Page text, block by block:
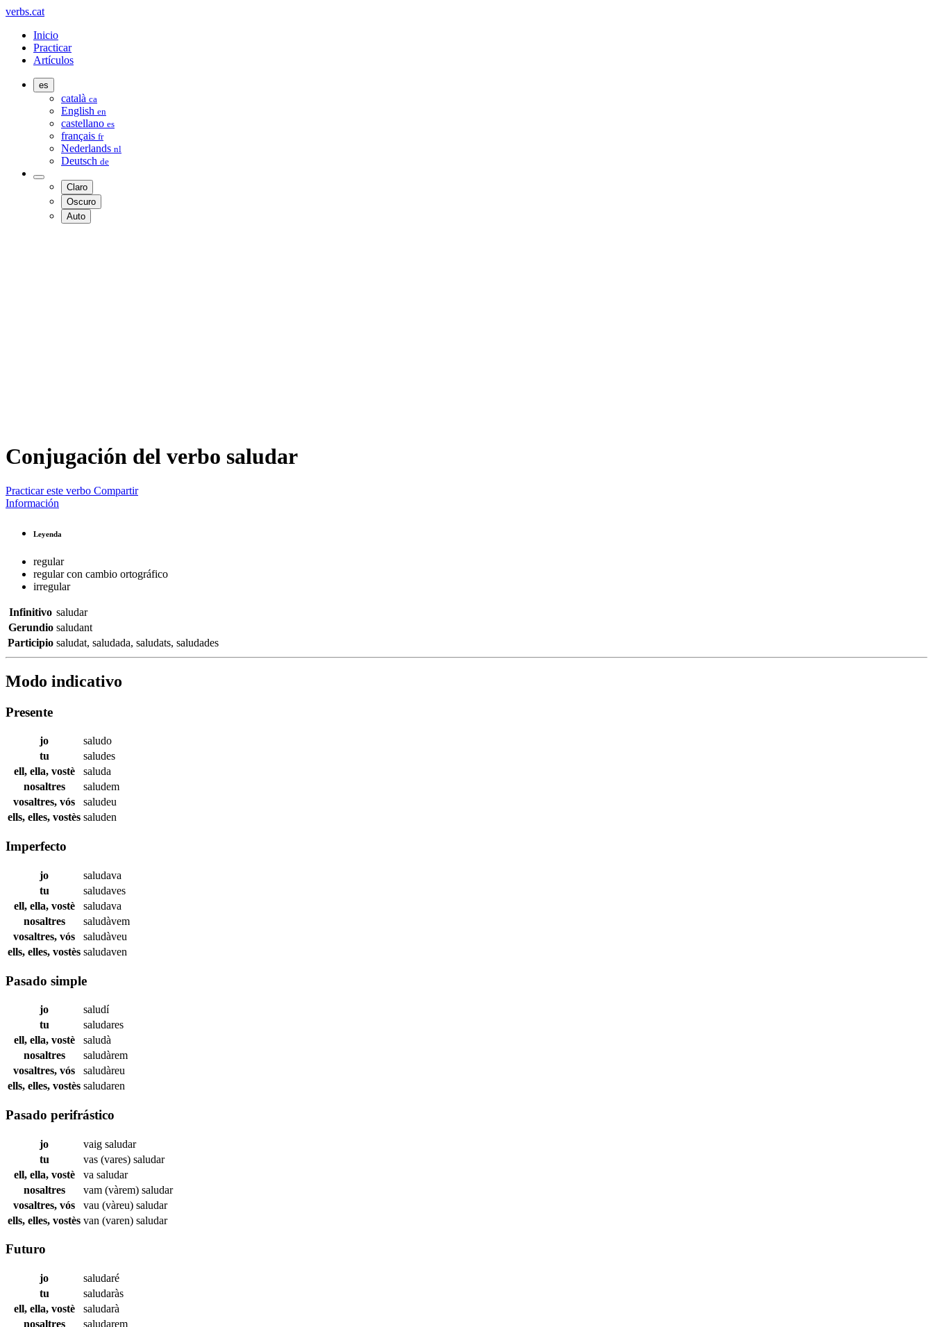
verbs.cat
Inicio
Practicar
Artículos
es
català ca
English en
castellano es
français fr
Nederlands nl
Deutsch de
Claro
Oscuro
Auto
Conjugación del verbo saludar
Practicar este verbo Compartir
Información
Leyenda
regular
regular con cambio ortográfico
irregular
Infinitivo saludar
Gerundio saludant
Participio saludat, saludada, saludats, saludades
Modo indicativo
Presente
jo
saludo
tu
saludes
ell, ella, vostè
saluda
nosaltres
saludem
vosaltres, vós
saludeu
ells, elles, vostès saluden
Imperfecto
jo
saludava
tu
saludaves
ell, ella, vostè
saludava
nosaltres
saludàvem
vosaltres, vós
saludàveu
ells, elles, vostès saludaven
Pasado simple
jo
saludí
tu
saludares
ell, ella, vostè
saludà
nosaltres
saludàrem
vosaltres, vós
saludàreu
ells, elles, vostès saludaren
Pasado perifrástico
jo vaig saludar
tu
vas (vares) saludar
ell, ella, vostè
va saludar
nosaltres
vam (vàrem) saludar
vosaltres, vós
vau (vàreu) saludar
ells, elles, vostès van (varen) saludar
Futuro
jo
saludaré
tu
saludaràs
ell, ella, vostè
saludarà
nosaltres
saludarem